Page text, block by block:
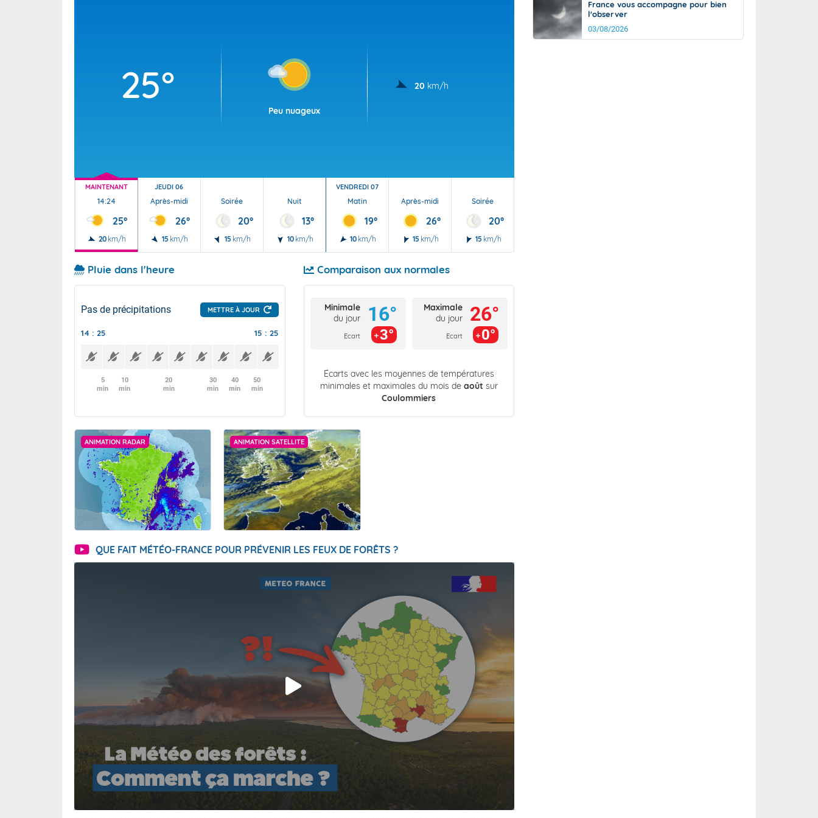
25°
Peu nuageux
20 km/h
MAINTENANT
14:24
25°
20 km/h
JEUDI 06
Après-midi
26°
15 km/h
Soirée
20°
15 km/h
Nuit
13°
10 km/h
VENDREDI 07
Matin
19°
10 km/h
Après-midi
26°
15 km/h
Soirée
20°
15 km/h
Pluie dans l'heure
Pas de précipitations METTRE À JOUR
14 : 25 15 : 25
5
min
10
min
20
min
30
min
40
min
50
min
Comparaison aux normales
Minimale
du jour
Ecart
16°
3°
Maximale
du jour
Ecart
26°
0°
Écarts avec les moyennes de températures
minimales et maximales du mois de août sur
Coulommiers
ANIMATION RADAR ANIMATION SATELLITE
QUE FAIT MÉTÉO-FRANCE POUR PRÉVENIR LES FEUX DE FORÊTS ?
France vous accompagne pour bien
l'observer
03/08/2026